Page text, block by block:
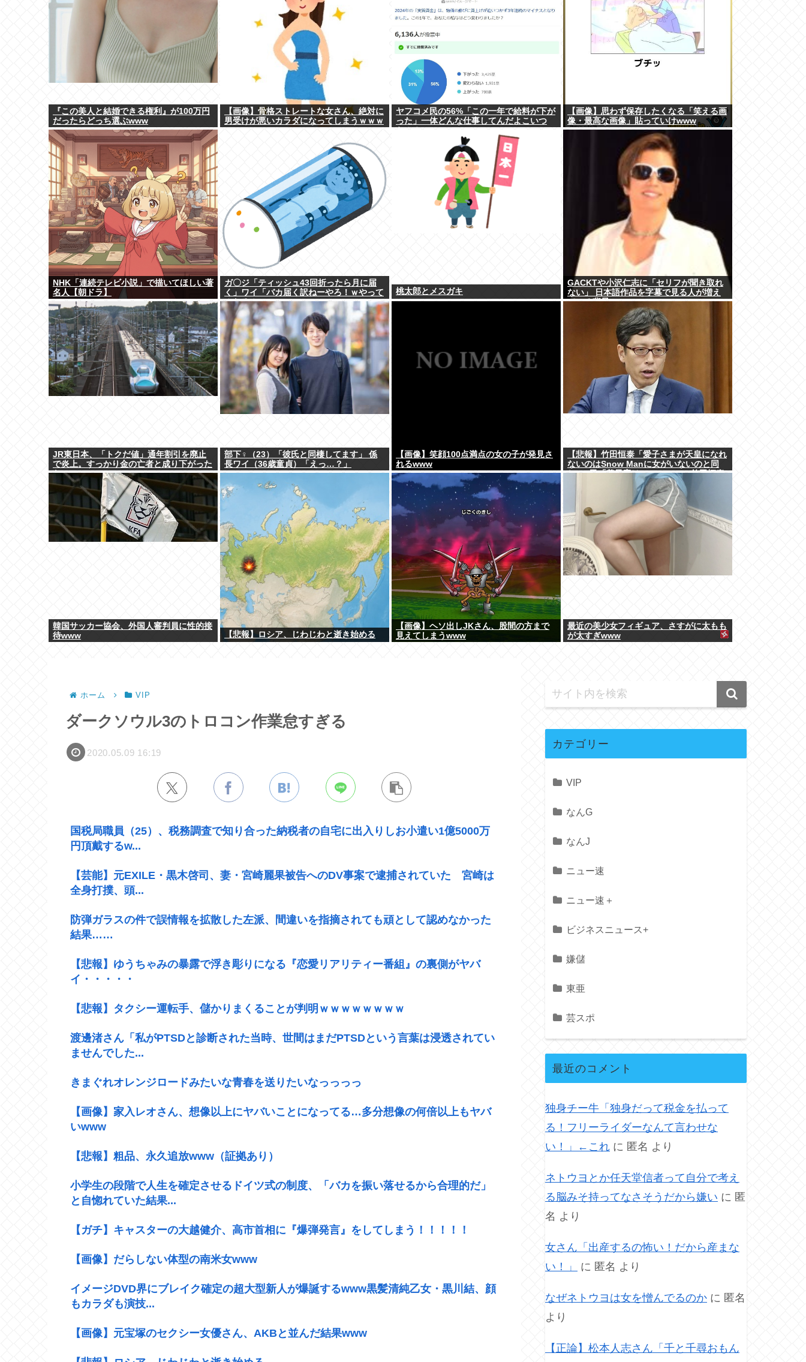
『この美人と結婚できる権利』が100万円
だったらどっち選ぶwww
【画像】骨格ストレートな女さん、絶対に
男受けが悪いカラダになってしまうｗｗｗ
ヤフコメ民の56%「この一年で給料が下が
った」一体どんな仕事してんだよこいつ
【画像】思わず保存したくなる「笑える画
像・最高な画像」貼っていけwww
NHK「連続テレビ小説」で描いてほしい著
名人【朝ドラ】
ガ〇ジ「ティッシュ43回折ったら月に届
く」ワイ「バカ届く訳ねーやろ！ｗやって
みたろ！ｗ」
桃太郎とメスガキ
GACKTや小沢仁志に「セリフが聞き取れ
ない」 日本語作品を字幕で見る人が増え
ている背景
JR東日本、「トクだ値」通年割引を廃止
で炎上。すっかり金の亡者と成り下がった
な
部下♀（23）「彼氏と同棲してます」 係
長ワイ（36歳童貞）「えっ…？」
【画像】笑顔100点満点の女の子が発見さ
れるwww
【悲報】竹田恒泰「愛子さまが天皇になれ
ないのはSnow Manに女がいないのと同
じ」X民「養子案はSnow Manに竹田恒泰
が入るようなもの」
韓国サッカー協会、外国人審判員に性的接
待www
【悲報】ロシア、じわじわと逝き始める
【画像】ヘソ出しJKさん、股間の方まで
見えてしまうwww
最近の美少女フィギュア、さすがに太もも
が太すぎwww
ホーム VIP
ダークソウル3のトロコン作業怠すぎる
2020.05.09 16:19
国税局職員（25）、税務調査で知り合った納税者の自宅に出入りしお小遣い1億5000万
円頂戴するw...
【芸能】元EXILE・黒木啓司、妻・宮崎麗果被告へのDV事案で逮捕されていた 宮崎は
全身打撲、頭...
防弾ガラスの件で誤情報を拡散した左派、間違いを指摘されても頑として認めなかった
結果……
【悲報】ゆうちゃみの暴露で浮き彫りになる『恋愛リアリティー番組』の裏側がヤバ
イ・・・・・
【悲報】タクシー運転手、儲かりまくることが判明ｗｗｗｗｗｗｗｗ
渡邊渚さん「私がPTSDと診断された当時、世間はまだPTSDという言葉は浸透されてい
ませんでした...
きまぐれオレンジロードみたいな青春を送りたいなっっっっ
【画像】家入レオさん、想像以上にヤバいことになってる…多分想像の何倍以上もヤバ
いwww
【悲報】粗品、永久追放www（証拠あり）
小学生の段階で人生を確定させるドイツ式の制度、「バカを振い落せるから合理的だ」
と自惚れていた結果...
【ガチ】キャスターの大越健介、高市首相に『爆弾発言』をしてしまう！！！！！
【画像】だらしない体型の南米女www
イメージDVD界にブレイク確定の超大型新人が爆誕するwww黒髪清純乙女・黒川結、顔
もカラダも演技...
【画像】元宝塚のセクシー女優さん、AKBと並んだ結果www
カテゴリー
VIP
なんG
なんJ
ニュー速
ニュー速＋
ビジネスニュース+
嫌儲
東亜
芸スポ
最近のコメント
独身チー牛「独身だって税金を払って
る！フリーライダーなんて言わせな
い！」←これ に 匿名 より
ネトウヨとか任天堂信者って自分で考え
る脳みそ持ってなさそうだから嫌い に 匿
名 より
女さん「出産するの怖い！だから産まな
い！」
に 匿名 より
なぜネトウヨは女を憎んでるのか に 匿名
より
【正論】松本人志さん「千と千尋おもん